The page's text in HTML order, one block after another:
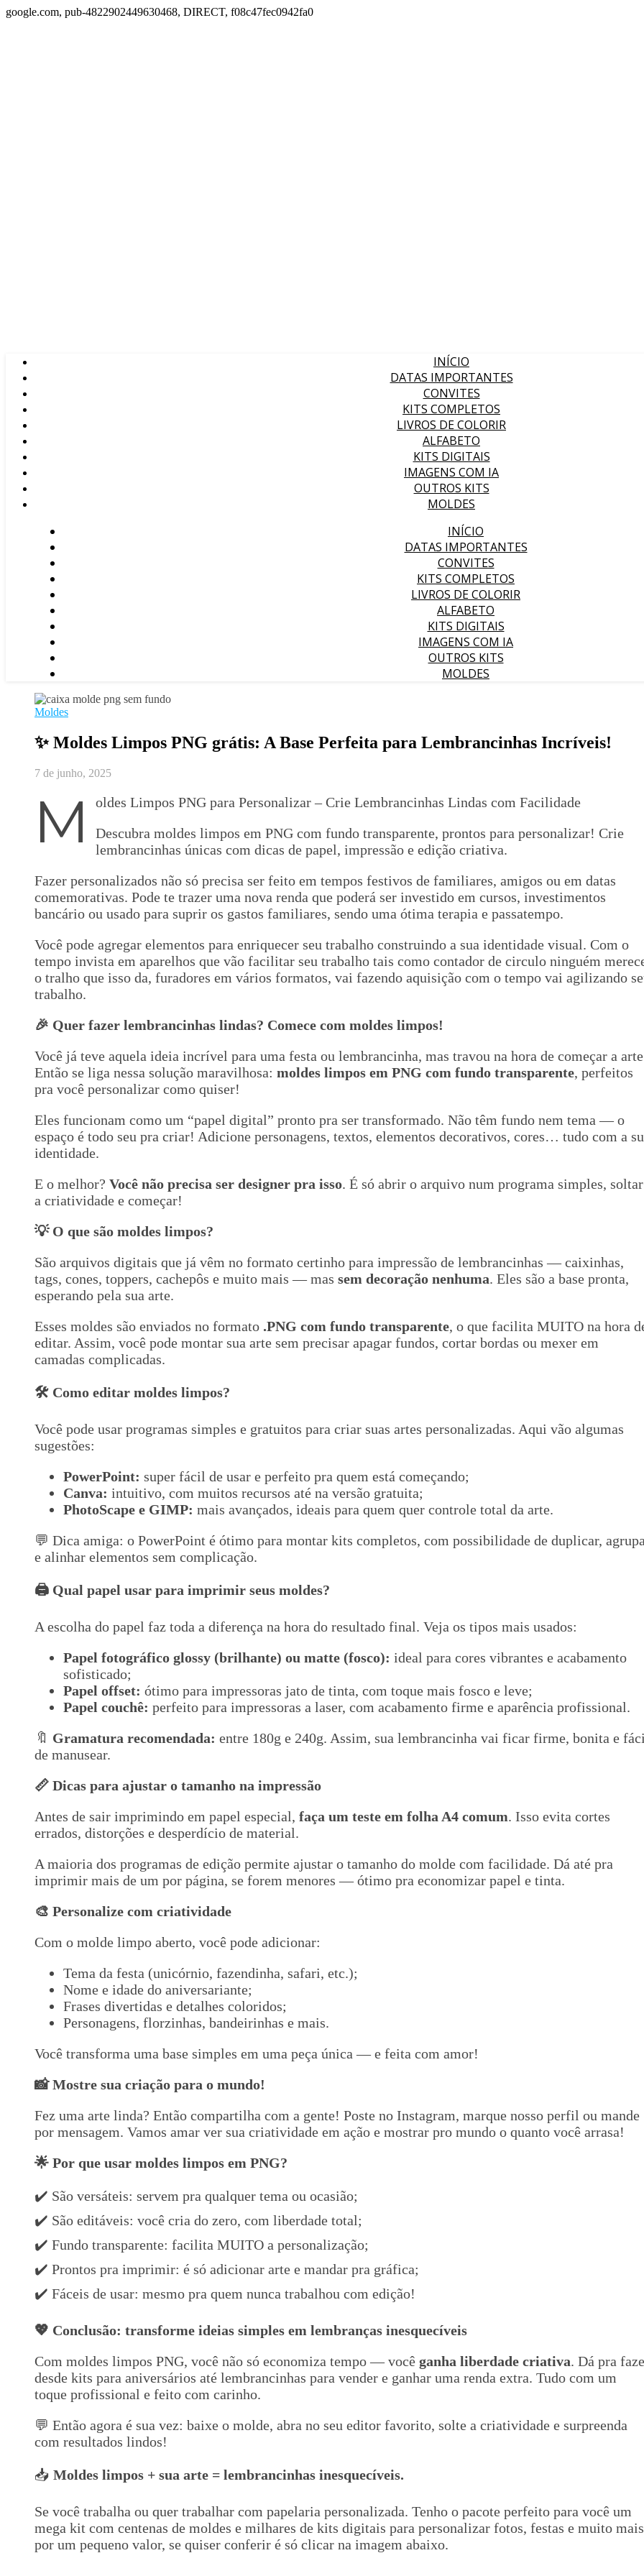
google.com, pub-4822902449630468, DIRECT, f08c47fec0942fa0
INÍCIO
DATAS IMPORTANTES
CONVITES
KITS COMPLETOS
LIVROS DE COLORIR
ALFABETO
KITS DIGITAIS
IMAGENS COM IA
OUTROS KITS
MOLDES
INÍCIO
DATAS IMPORTANTES
CONVITES
KITS COMPLETOS
LIVROS DE COLORIR
ALFABETO
KITS DIGITAIS
IMAGENS COM IA
OUTROS KITS
MOLDES
Moldes
✨ Moldes Limpos PNG grátis: A Base Perfeita para Lembrancinhas Incríveis!
7 de junho, 2025
M
oldes Limpos PNG para Personalizar – Crie Lembrancinhas Lindas com Facilidade
Descubra moldes limpos em PNG com fundo transparente, prontos para personalizar! Crie
lembrancinhas únicas com dicas de papel, impressão e edição criativa.
Fazer personalizados não só precisa ser feito em tempos festivos de familiares, amigos ou em datas
comemorativas. Pode te trazer uma nova renda que poderá ser investido em cursos, investimentos
bancário ou usado para suprir os gastos familiares, sendo uma ótima terapia e passatempo.
Você pode agregar elementos para enriquecer seu trabalho construindo a sua identidade visual. Com o
tempo invista em aparelhos que vão facilitar seu trabalho tais como contador de circulo ninguém
o tralho que isso da, furadores em vários formatos, vai fazendo aquisição com o tempo vai agilizando
trabalho.
🎉 Quer fazer lembrancinhas lindas? Comece com moldes limpos!
Você já teve aquela ideia incrível para uma festa ou lembrancinha, mas travou na hora de começar a
Então se liga nessa solução maravilhosa: moldes limpos em PNG com fundo transparente, perfeitos
pra você personalizar como quiser!
Eles funcionam como um “papel digital” pronto pra ser transformado. Não têm fundo nem tema — o
espaço é todo seu pra criar! Adicione personagens, textos, elementos decorativos, cores… tudo com a
identidade.
E o melhor? Você não precisa ser designer pra isso. É só abrir o arquivo num programa simples, soltar
a criatividade e começar!
💡 O que são moldes limpos?
São arquivos digitais que já vêm no formato certinho para impressão de lembrancinhas — caixinhas,
tags, cones, toppers, cachepôs e muito mais — mas sem decoração nenhuma. Eles são a base pronta,
esperando pela sua arte.
Esses moldes são enviados no formato .PNG com fundo transparente, o que facilita MUITO na hora
editar. Assim, você pode montar sua arte sem precisar apagar fundos, cortar bordas ou mexer em
camadas complicadas.
🛠️ Como editar moldes limpos?
Você pode usar programas simples e gratuitos para criar suas artes personalizadas. Aqui vão algumas
sugestões:
PowerPoint: super fácil de usar e perfeito pra quem está começando;
Canva: intuitivo, com muitos recursos até na versão gratuita;
PhotoScape e GIMP: mais avançados, ideais para quem quer controle total da arte.
💬 Dica amiga: o PowerPoint é ótimo para montar kits completos, com possibilidade de duplicar,
e alinhar elementos sem complicação.
🖨️ Qual papel usar para imprimir seus moldes?
A escolha do papel faz toda a diferença na hora do resultado final. Veja os tipos mais usados:
Papel fotográfico glossy (brilhante) ou matte (fosco): ideal para cores vibrantes e acabamento
sofisticado;
Papel offset: ótimo para impressoras jato de tinta, com toque mais fosco e leve;
Papel couchê: perfeito para impressoras a laser, com acabamento firme e aparência profissional.
🔖 Gramatura recomendada: entre 180g e 240g. Assim, sua lembrancinha vai ficar firme, bonita e
de manusear.
📏 Dicas para ajustar o tamanho na impressão
Antes de sair imprimindo em papel especial, faça um teste em folha A4 comum. Isso evita cortes
errados, distorções e desperdício de material.
A maioria dos programas de edição permite ajustar o tamanho do molde com facilidade. Dá até pra
imprimir mais de um por página, se forem menores — ótimo pra economizar papel e tinta.
🎨 Personalize com criatividade
Com o molde limpo aberto, você pode adicionar:
Tema da festa (unicórnio, fazendinha, safari, etc.);
Nome e idade do aniversariante;
Frases divertidas e detalhes coloridos;
Personagens, florzinhas, bandeirinhas e mais.
Você transforma uma base simples em uma peça única — e feita com amor!
📸 Mostre sua criação para o mundo!
Fez uma arte linda? Então compartilha com a gente! Poste no Instagram, marque nosso perfil ou mande
por mensagem. Vamos amar ver sua criatividade em ação e mostrar pro mundo o quanto você arrasa!
🌟 Por que usar moldes limpos em PNG?
✔️ São versáteis: servem pra qualquer tema ou ocasião;
✔️ São editáveis: você cria do zero, com liberdade total;
✔️ Fundo transparente: facilita MUITO a personalização;
✔️ Prontos pra imprimir: é só adicionar arte e mandar pra gráfica;
✔️ Fáceis de usar: mesmo pra quem nunca trabalhou com edição!
💖 Conclusão: transforme ideias simples em lembranças inesquecíveis
Com moldes limpos PNG, você não só economiza tempo — você ganha liberdade criativa. Dá pra
desde kits para aniversários até lembrancinhas para vender e ganhar uma renda extra. Tudo com um
toque profissional e feito com carinho.
💬 Então agora é sua vez: baixe o molde, abra no seu editor favorito, solte a criatividade e surpreenda
com resultados lindos!
📥 Moldes limpos + sua arte = lembrancinhas inesquecíveis.
Se você trabalha ou quer trabalhar com papelaria personalizada. Tenho o pacote perfeito para você um
mega kit com centenas de moldes e milhares de kits digitais para personalizar fotos, festas e muito mais
por um pequeno valor, se quiser conferir é só clicar na imagem abaixo.